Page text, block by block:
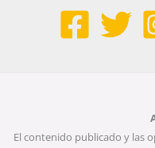
El contenido publicado y las